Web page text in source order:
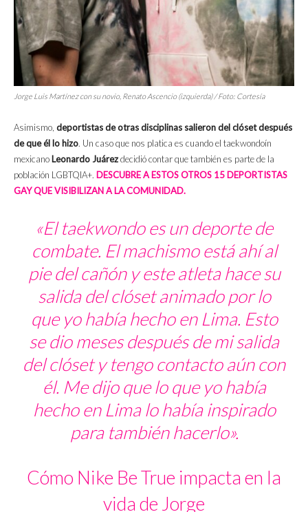
Jorge Luis Martínez con su novio, Renato Ascencio (izquierda) / Foto: Cortesía
Asimismo, deportistas de otras disciplinas salieron del clóset después
de que él lo hizo. Un caso que nos platica es cuando el taekwondoín
mexicanoLeonardo Juárezdecidió contar que también es parte de la
población LGBTQIA+. DESCUBRE A ESTOS OTROS 15 DEPORTISTAS
GAY QUE VISIBILIZAN A LA COMUNIDAD.
«El taekwondo es un deporte de
combate. El machismo está ahí al
pie del cañón y este atleta hace su
salida del clóset animado por lo
que yo había hecho en Lima. Esto
se dio meses después de mi salida
del clóset y tengo contacto aún con
él. Me dijo que lo que yo había
hecho en Lima lo había inspirado
para también hacerlo».
Cómo Nike Be True impacta en la
vida de Jorge